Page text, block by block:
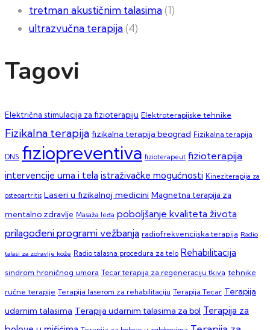
tretman akustičnim talasima(1)
ultrazvučna terapija(4)
Tagovi
Električna stimulacija za fizioterapiju Elektroterapijske tehnike
Fizikalna terapija fizikalna terapija beograd Fizikalna terapija
DNS fiziopreventiva fizioterapeut fizioterapija
intervencije uma i tela istraživačke mogućnosti Kineziterapija za
osteoartritis Laseri u fizikalnoj medicini Magnetna terapija za
mentalno zdravlje Masaža leđa poboljšanje kvaliteta života
prilagođeni programi vežbanja radiofrekvencijska terapija Radio
talasi za zdravlje kože Radio talasna procedura za telo Rehabilitacija
sindrom hroničnog umora Tecar terapija za regeneraciju tkiva tehnike
ručne terapije Terapija laserom za rehabilitaciju Terapija Tecar Terapija
udarnim talasima Terapija udarnim talasima za bol Terapija za